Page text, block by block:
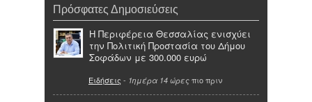
Πρόσφατες Δημοσιεύσεις
Η Περιφέρεια Θεσσαλίας ενισχύει
την Πολιτική Προστασία του Δήμου
Σοφάδων με 300.000 ευρώ
Ειδήσεις - 1ημέρα 14 ώρες πιο πριν